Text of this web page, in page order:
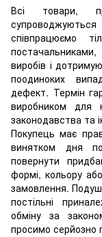
Всі товари,
співпрацюємо
виробів і
поодиноких
дефект. Термін
виробником для
законодавства та
Покупець має
винятком дня
повернути
формі, кольору
замовлення.
постільні
обміну за
просимо серйозно